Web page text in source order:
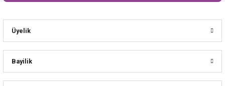
Üyelik
Bayilik